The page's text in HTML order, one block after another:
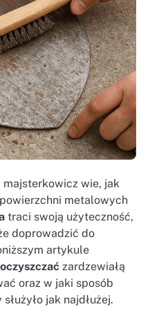
wie, jak
metalowych
traci swoją użyteczność,
doprowadzić do
artykule
oczyszczać zardzewiałą
oraz w jaki sposób
jak najdłużej.